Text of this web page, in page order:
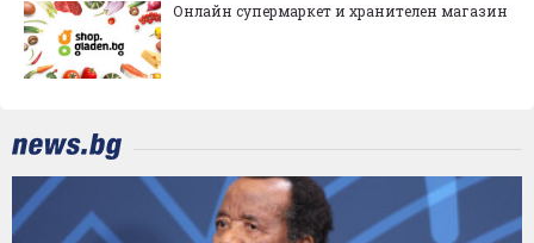
Онлайн супермаркет и хранителен магазин